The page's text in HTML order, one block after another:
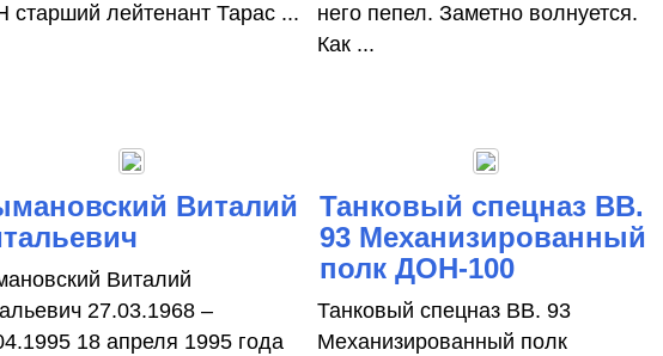
старший лейтенант Тарас ...
него пепел. Заметно вол­нуется.
Как ...
Виталий
Виталий
27.03.1968 –
18 апреля 1995 года
Танковый спецназ ВВ.
93 Механизированный
полк ДОН-100
Танковый спецназ ВВ. 93
Механизированный полк